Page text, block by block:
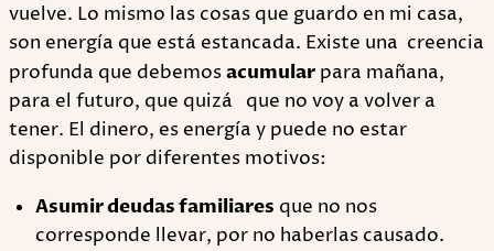
vuelve. Lo mismo las cosas que guardo en mi casa,
son energía que está estancada. Existe una creencia
profunda que debemosacumular para mañana,
para el futuro, que quizá que no voy a volver a
tener. El dinero, es energía y puede no estar
disponible por diferentes motivos:
Asumir deudas familiares que no nos
corresponde llevar, por no haberlas causado.